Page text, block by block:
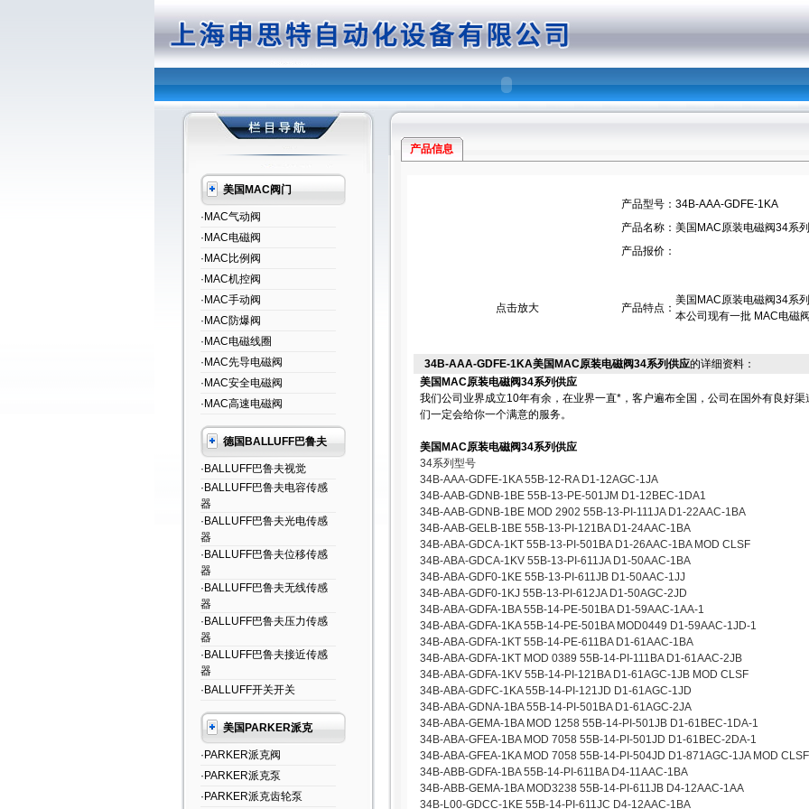
美国MAC阀门
·MAC气动阀
·MAC电磁阀
·MAC比例阀
·MAC机控阀
·MAC手动阀
·MAC防爆阀
·MAC电磁线圈
·MAC先导电磁阀
·MAC安全电磁阀
·MAC高速电磁阀
德国BALLUFF巴鲁夫
·BALLUFF巴鲁夫视觉
·BALLUFF巴鲁夫电容传感
器
·BALLUFF巴鲁夫光电传感
器
·BALLUFF巴鲁夫位移传感
器
·BALLUFF巴鲁夫无线传感
器
·BALLUFF巴鲁夫压力传感
器
·BALLUFF巴鲁夫接近传感
器
·BALLUFF开关开关
美国PARKER派克
·PARKER派克阀
·PARKER派克泵
·PARKER派克齿轮泵
产品信息
点击放大
产品型号： 34B-AAA-GDFE-1KA
产品名称： 美国MAC原装电磁阀34系
产品报价：
产品特点：
美国MAC原装电磁阀34系
本公司现有一批 MAC电磁
34B-AAA-GDFE-1KA美国MAC原装电磁阀34系列供应的详细资料：
美国MAC原装电磁阀34系列供应
我们公司业界成立10年有余，在业界一直*，客户遍布全国，公司在国外有良好
们一定会给你一个满意的服务。
美国MAC原装电磁阀34系列供应
34系列型号
34B-AAA-GDFE-1KA 55B-12-RA D1-12AGC-1JA
34B-AAB-GDNB-1BE 55B-13-PE-501JM D1-12BEC-1DA1
34B-AAB-GDNB-1BE MOD 2902 55B-13-PI-111JA D1-22AAC-1BA
34B-AAB-GELB-1BE 55B-13-PI-121BA D1-24AAC-1BA
34B-ABA-GDCA-1KT 55B-13-PI-501BA D1-26AAC-1BA MOD CLSF
34B-ABA-GDCA-1KV 55B-13-PI-611JA D1-50AAC-1BA
34B-ABA-GDF0-1KE 55B-13-PI-611JB D1-50AAC-1JJ
34B-ABA-GDF0-1KJ 55B-13-PI-612JA D1-50AGC-2JD
34B-ABA-GDFA-1BA 55B-14-PE-501BA D1-59AAC-1AA-1
34B-ABA-GDFA-1KA 55B-14-PE-501BA MOD0449 D1-59AAC-1JD-1
34B-ABA-GDFA-1KT 55B-14-PE-611BA D1-61AAC-1BA
34B-ABA-GDFA-1KT MOD 0389 55B-14-PI-111BA D1-61AAC-2JB
34B-ABA-GDFA-1KV 55B-14-PI-121BA D1-61AGC-1JB MOD CLSF
34B-ABA-GDFC-1KA 55B-14-PI-121JD D1-61AGC-1JD
34B-ABA-GDNA-1BA 55B-14-PI-501BA D1-61AGC-2JA
34B-ABA-GEMA-1BA MOD 1258 55B-14-PI-501JB D1-61BEC-1DA-1
34B-ABA-GFEA-1BA MOD 7058 55B-14-PI-501JD D1-61BEC-2DA-1
34B-ABA-GFEA-1KA MOD 7058 55B-14-PI-504JD D1-871AGC-1JA MOD
34B-ABB-GDFA-1BA 55B-14-PI-611BA D4-11AAC-1BA
34B-ABB-GEMA-1BA MOD3238 55B-14-PI-611JB D4-12AAC-1AA
34B-L00-GDCC-1KE 55B-14-PI-611JC D4-12AAC-1BA